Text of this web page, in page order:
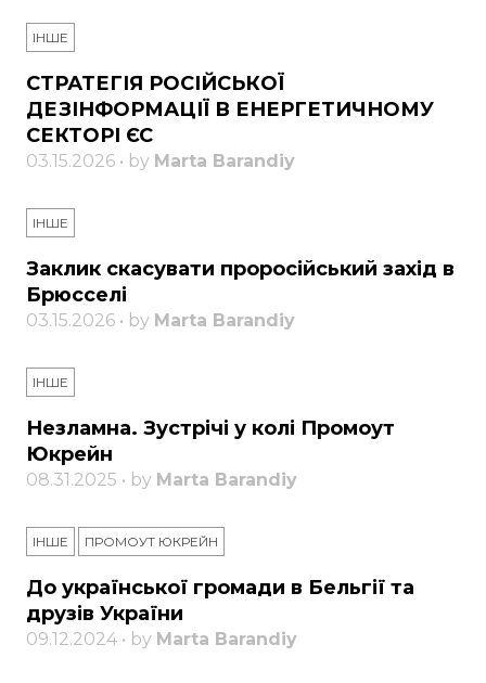
ІНШЕ
СТРАТЕГІЯ РОСІЙСЬКОЇ
ДЕЗІНФОРМАЦІЇ В ЕНЕРГЕТИЧНОМУ
СЕКТОРІ ЄС
03.15.2026 • by Marta Barandiy
ІНШЕ
Заклик скасувати проросійський захід в
Брюсселі
03.15.2026 • by Marta Barandiy
ІНШЕ
Незламна. Зустрічі у колі Промоут
Юкрейн
08.31.2025 • by Marta Barandiy
ІНШЕ ПРОМОУТ ЮКРЕЙН
До української громади в Бельгії та
друзів України
09.12.2024 • by Marta Barandiy